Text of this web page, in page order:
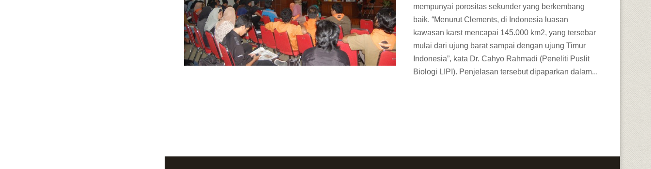
mempunyai porositas sekunder yang berkembang
baik. “Menurut Clements, di Indonesia luasan
kawasan karst mencapai 145.000 km2, yang tersebar
mulai dari ujung barat sampai dengan ujung Timur
Indonesia”, kata Dr. Cahyo Rahmadi (Peneliti Puslit
Biologi LIPI). Penjelasan tersebut dipaparkan dalam...